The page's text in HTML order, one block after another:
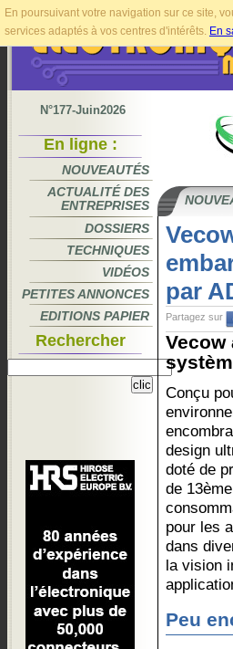
En poursuivant votre navigation sur ce site,
services adaptés à vos centres d'intérêts. En
N°177-Juin2026
En ligne :
NOUVEAUTÉS
ACTUALITÉ DES
ENTREPRISES
DOSSIERS
TECHNIQUES
VIDÉOS
PETITES ANNONCES
EDITIONS PAPIER
Rechercher
par
Partagez sur
Vecow
Conçu
design
doté de
de
pour les
dans
la vision
Peu